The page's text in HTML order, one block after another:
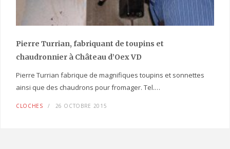
Pierre Turrian, fabriquant de toupins et
chaudronnier à Château d’Oex VD
Pierre Turrian fabrique de magnifiques toupins et sonnettes
ainsi que des chaudrons pour fromager. Tel.…
CLOCHES 26 OCTOBRE 2015